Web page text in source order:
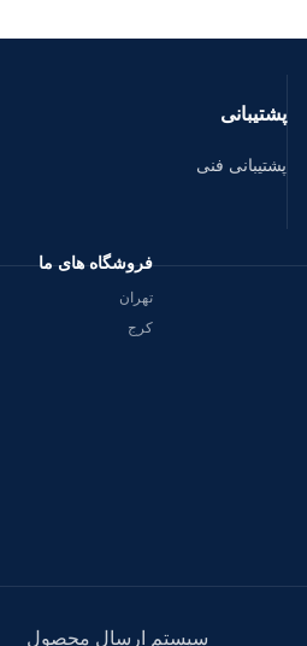
پشتیبانی
پشتیبانی فنی
فروشگاه های ما
تهران
کرج
سیستم ارسال محصول